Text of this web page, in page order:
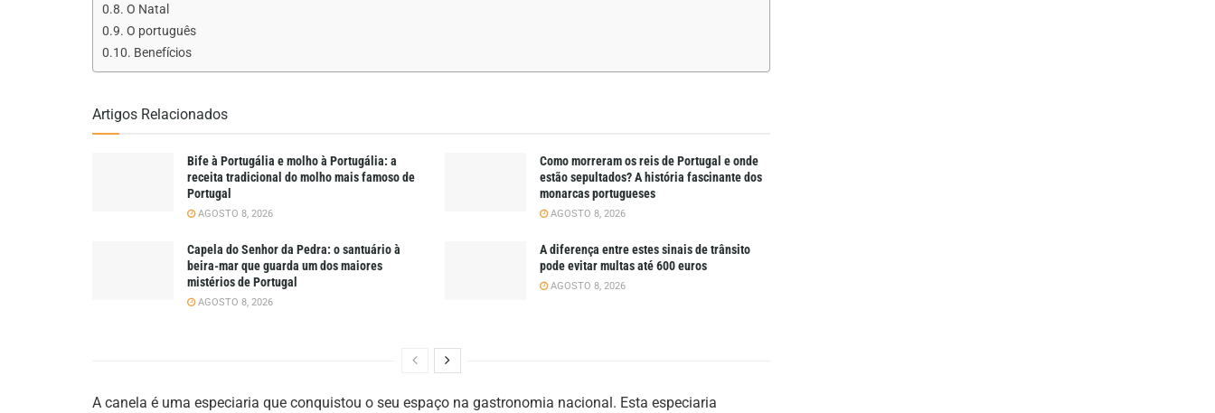
O Natal
O português
Benefícios
Artigos Relacionados
Bife à Portugália e molho à Portugália: a
receita tradicional do molho mais famoso de
Portugal
AGOSTO 8, 2026
Como morreram os reis de Portugal e onde
estão sepultados? A história fascinante dos
monarcas portugueses
AGOSTO 8, 2026
Capela do Senhor da Pedra: o santuário à
beira-mar que guarda um dos maiores
mistérios de Portugal
AGOSTO 8, 2026
A diferença entre estes sinais de trânsito
pode evitar multas até 600 euros
AGOSTO 8, 2026
A canela é uma especiaria que conquistou o seu espaço na gastronomia nacional. Esta especiaria